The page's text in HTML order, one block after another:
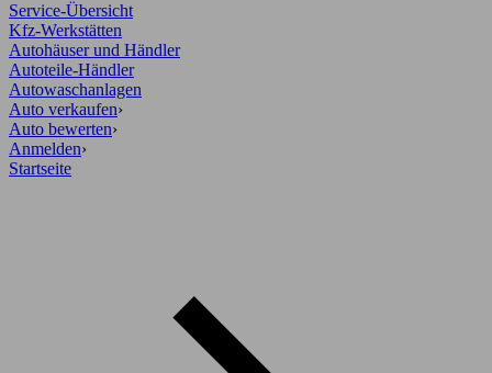
Service-Übersicht
Kfz-Werkstätten
Autohäuser und Händler
Autoteile-Händler
Autowaschanlagen
Auto verkaufen›
Auto bewerten›
Anmelden›
Startseite